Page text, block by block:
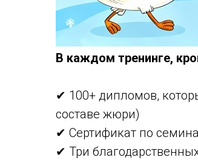
В каждом тренинге,
✔ 100+ дипломов,
составе жюри)
✔ Сертификат по
✔ Три